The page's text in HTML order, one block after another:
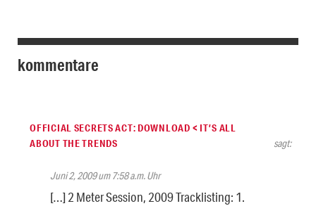
kommentare
OFFICIAL SECRETS ACT: DOWNLOAD < IT’S ALL
ABOUT THE TRENDS
sagt:
Juni 2, 2009 um 7:58 a.m. Uhr
[…] 2 Meter Session, 2009 Tracklisting: 1.